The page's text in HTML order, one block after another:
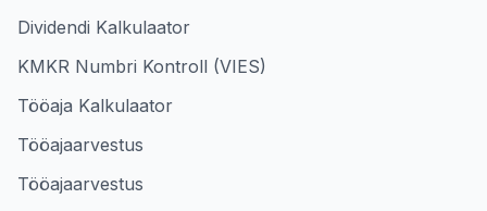
Dividendi Kalkulaator
KMKR Numbri Kontroll (VIES)
Tööaja Kalkulaator
Tööajaarvestus
Tööajaarvestus